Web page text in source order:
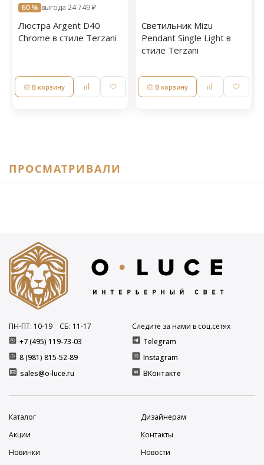
60 % выгода 24 749 ₽
Люстра Argent D40
Chrome в стиле Terzani
В корзину
Светильник Mizu
Pendant Single Light в
стиле Terzani
В корзину
ПРОСМАТРИВАЛИ
+7 (495) 119-73-03
8 (981) 815-52-89
ПН-ПТ: 10-19 СБ: 11-17
sales@o-luce.ru
Следите за нами в соц.сетях
Telegram
Instagram
ВКонтакте
Каталог
Дизайнерам
Акции
Контакты
Новинки
Новости